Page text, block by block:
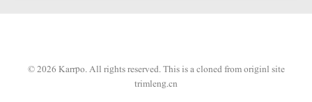
© 2026 Karrpo. All rights reserved.This is a cloned from originl site
trimleng.cn